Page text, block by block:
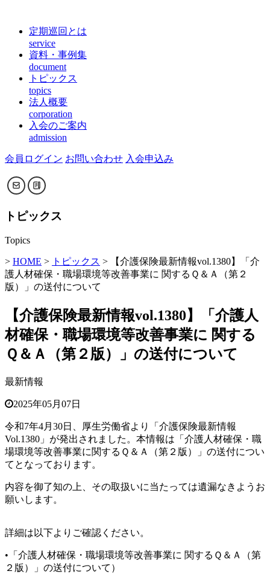
定期巡回とは
service
資料・事例集
document
トピックス
topics
法人概要
corporation
入会のご案内
admission
会員ログイン お問い合わせ 入会申込み
トピックス
Topics
> HOME > トピックス > 【介護保険最新情報vol.1380】「介
護人材確保・職場環境等改善事業に 関するＱ＆Ａ（第２
版）」の送付について
【介護保険最新情報vol.1380】「介護人
材確保・職場環境等改善事業に 関する
Ｑ＆Ａ（第２版）」の送付について
最新情報
2025年05月07日
令和7年4月30日、厚生労働省より「介護保険最新情報
Vol.1380 」 が発出されました。本情報は「介護人材確保・職
場環境等改善事業に関するＱ＆Ａ（第２版）」の送付につい
てとなっております。
内容を御了知の上、その取扱いに当たっては遺漏なきようお
願いします。
詳細は以下よりご確認ください。
•「介護人材確保・職場環境等改善事業に 関するＱ＆Ａ（第
２版）」の送付について）